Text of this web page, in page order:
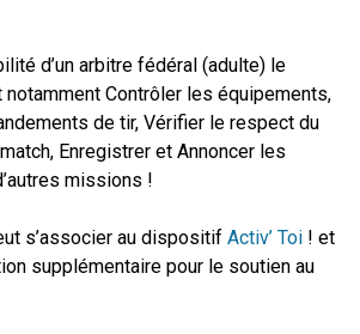
d’un arbitre fédéral (adulte) le
Contrôler les équipements,
de tir, Vérifier le respect du
Enregistrer et Annoncer les
missions !
s’associer au dispositif Activ’ Toi ! et
supplémentaire pour le soutien au